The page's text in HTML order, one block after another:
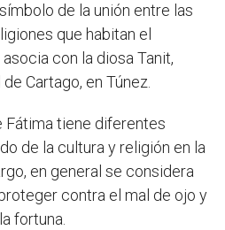
de la unión entre las
que habitan el
con la diosa Tanit,
Cartago, en Túnez.
Fátima tiene diferentes
de la cultura y religión en la
en general se considera
contra el mal de ojo y
fortuna.